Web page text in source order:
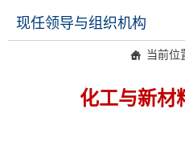
现任领导与组织机构
当前位
化工与新材